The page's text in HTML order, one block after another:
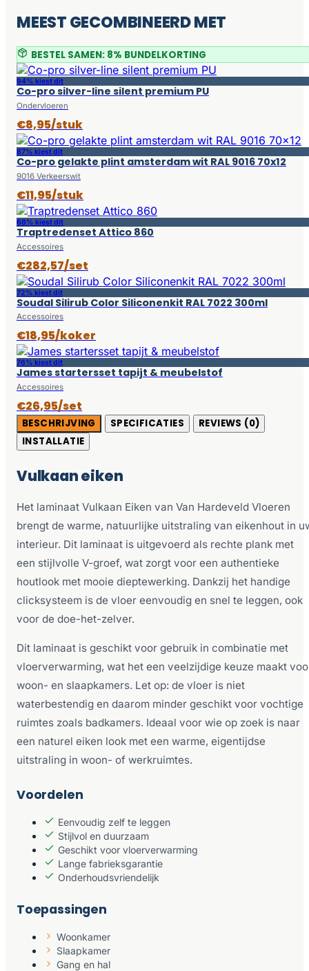
MEEST GECOMBINEERD MET
BESTEL SAMEN: 8% BUNDELKORTING
94% kiest dit
Co-pro silver-line silent premium PU
Ondervloeren
€8,95/stuk
87% kiest dit
Co-pro gelakte plint amsterdam wit RAL 9016 70x12
9016 Verkeerswit
€11,95/stuk
68% kiest dit
Traptredenset Attico 860
Accessoires
€282,57/set
72% kiest dit
Soudal Silirub Color Siliconenkit RAL 7022 300ml
Accessoires
€18,95/koker
76% kiest dit
James startersset tapijt & meubelstof
Accessoires
€26,95/set
BESCHRIJVING SPECIFICATIES
REVIEWS (0)
INSTALLATIE
Vulkaan eiken
Het laminaat Vulkaan Eiken van Van Hardeveld Vloeren
brengt de warme, natuurlijke uitstraling van eikenhout in
interieur. Dit laminaat is uitgevoerd als rechte plank met
een stijlvolle V-groef, wat zorgt voor een authentieke
houtlook met mooie dieptewerking. Dankzij het handige
clicksysteem is de vloer eenvoudig en snel te leggen, ook
voor de doe-het-zelver.
Dit laminaat is geschikt voor gebruik in combinatie met
vloerverwarming, wat het een veelzijdige keuze maakt
woon- en slaapkamers. Let op: de vloer is niet
waterbestendig en daarom minder geschikt voor vochtige
ruimtes zoals badkamers. Ideaal voor wie op zoek is naar
een naturel eiken look met een warme, eigentijdse
uitstraling in woon- of werkruimtes.
Voordelen
Eenvoudig zelf te leggen
Stijlvol en duurzaam
Geschikt voor vloerverwarming
Lange fabrieksgarantie
Onderhoudsvriendelijk
Toepassingen
Woonkamer
Slaapkamer
Gang en hal